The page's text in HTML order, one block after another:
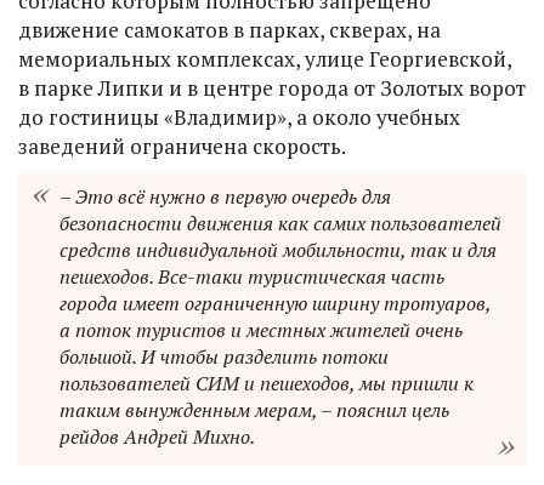
движение самокатов в парках, скверах, на
мемориальных комплексах, улице Георгиевской,
в парке Липки и в центре города от Золотых ворот
до гостиницы «Владимир», а около учебных
заведений ограничена скорость.
– Это всё нужно в первую очередь для
безопасности движения как самих пользователей
средств индивидуальной мобильности, так и для
пешеходов. Все-таки туристическая часть
города имеет ограниченную ширину тротуаров,
а поток туристов и местных жителей очень
большой. И чтобы разделить потоки
пользователей СИМ и пешеходов, мы пришли к
таким вынужденным мерам, – пояснил цель
рейдов Андрей Михно.